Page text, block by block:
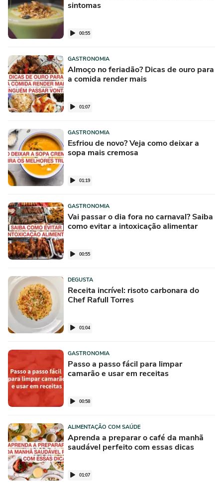
sintomas
00:55
GASTRONOMIA
Almoço no feriadão? Dicas de ouro para
a comida render mais
01:07
GASTRONOMIA
Esfriou de novo? Veja como deixar a
sopa mais cremosa
01:19
GASTRONOMIA
Vai passar o dia fora no carnaval? Saiba
como evitar a intoxicação alimentar
00:55
DEGUSTA
Receita incrível: risoto carbonara do
Chef Rafull Torres
01:04
GASTRONOMIA
Passo a passo fácil para limpar
camarão e usar em receitas
00:58
ALIMENTAÇÃO COM SAÚDE
Aprenda a preparar o café da manhã
saudável perfeito com essas dicas
01:07